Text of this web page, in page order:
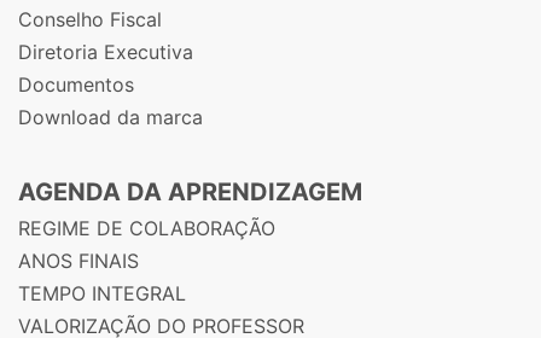
Conselho Fiscal
Diretoria Executiva
Documentos
Download da marca
AGENDA DA APRENDIZAGEM
REGIME DE COLABORAÇÃO
ANOS FINAIS
TEMPO INTEGRAL
VALORIZAÇÃO DO PROFESSOR